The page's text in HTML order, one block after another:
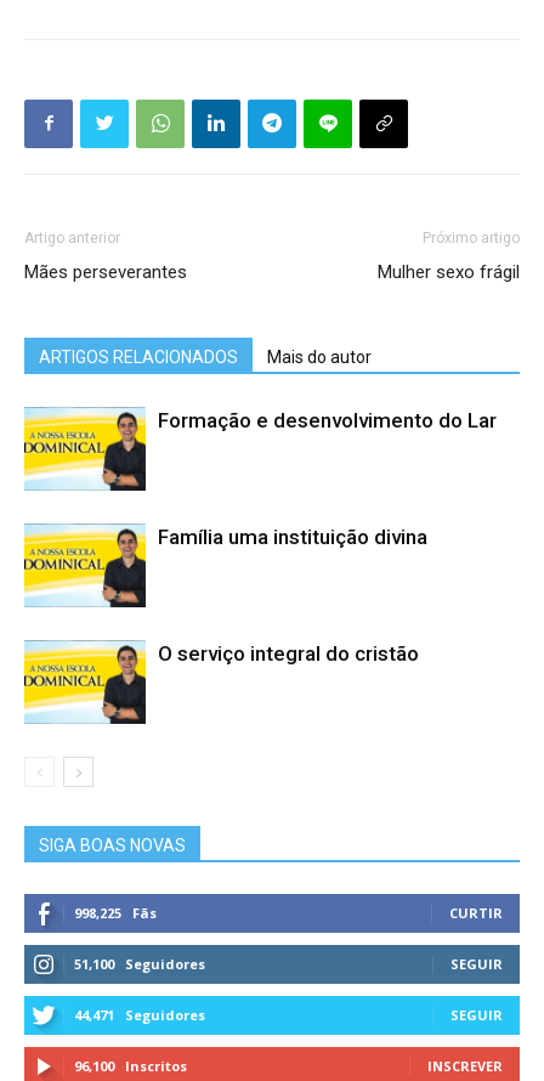
Artigo anterior
Mães perseverantes
Próximo artigo
Mulher sexo frágil
ARTIGOS RELACIONADOS Mais do autor
Formação e desenvolvimento do Lar
Família uma instituição divina
O serviço integral do cristão
SIGA BOAS NOVAS
998,225 Fãs CURTIR
51,100 Seguidores SEGUIR
44,471 Seguidores SEGUIR
96,100 Inscritos INSCREVER